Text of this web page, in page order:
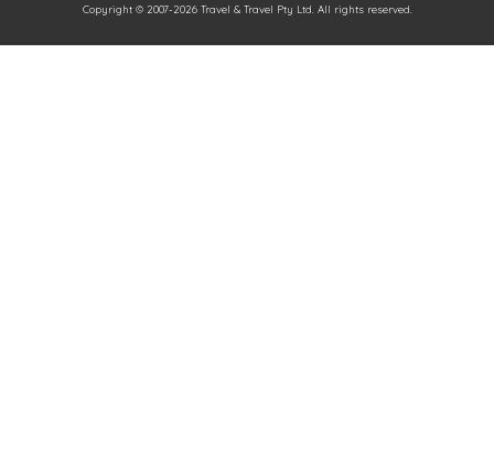
Copyright © 2007-2026 Travel & Travel Pty Ltd. All rights reserved.